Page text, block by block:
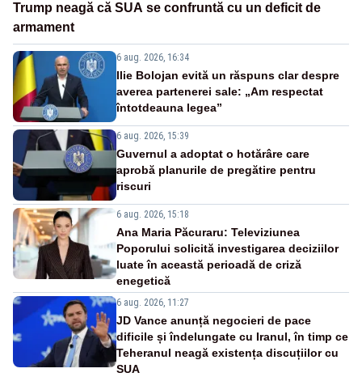
Trump neagă că SUA se confruntă cu un deficit de
armament
6 aug. 2026, 16:34
Ilie Bolojan evită un răspuns clar despre
averea partenerei sale: „Am respectat
întotdeauna legea”
6 aug. 2026, 15:39
Guvernul a adoptat o hotărâre care
aprobă planurile de pregătire pentru
riscuri
6 aug. 2026, 15:18
Ana Maria Păcuraru: Televiziunea
Poporului solicită investigarea deciziilor
luate în această perioadă de criză
enegetică
6 aug. 2026, 11:27
JD Vance anunță negocieri de pace
dificile și îndelungate cu Iranul, în timp ce
Teheranul neagă existența discuțiilor cu
SUA